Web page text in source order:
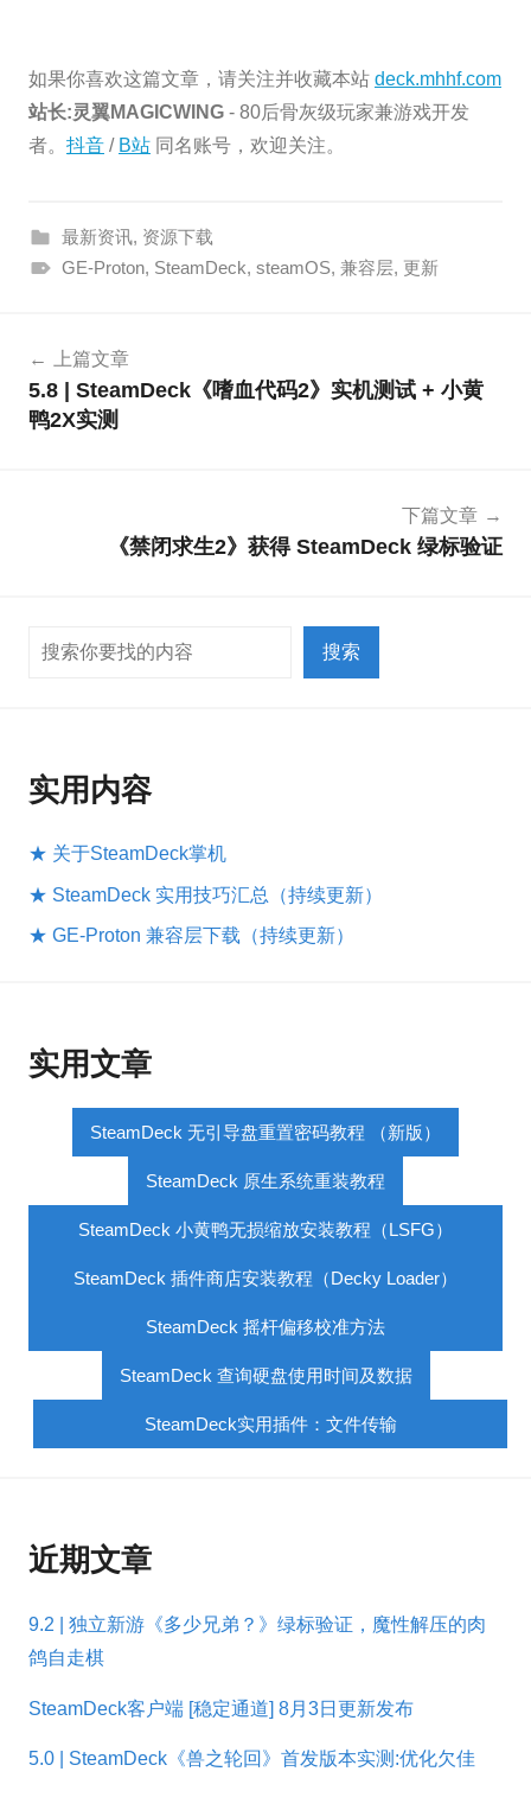
如果你喜欢这篇文章，请关注并收藏本站 deck.mhhf.com
站长:灵翼MAGICWING - 80后骨灰级玩家兼游戏开发
者。 抖音 / B站 同名账号，欢迎关注。
最新资讯, 资源下载
GE-Proton, SteamDeck, steamOS, 兼容层, 更新
导
上篇文章
5.8 | SteamDeck《嗜血代码2》实机测试 + 小黄
鸭2X实测
下篇文章
《禁闭求生2》获得 SteamDeck 绿标验证
搜索
搜索
实用内容
★ 关于SteamDeck掌机
★ SteamDeck 实用技巧汇总（持续更新）
★ GE-Proton 兼容层下载（持续更新）
实用文章
SteamDeck 无引导盘重置密码教程 （新版）
SteamDeck 原生系统重装教程
SteamDeck 小黄鸭无损缩放安装教程（LSFG）
SteamDeck 插件商店安装教程（Decky Loader）
SteamDeck 摇杆偏移校准方法
SteamDeck 查询硬盘使用时间及数据
SteamDeck实用插件：文件传输
近期文章
9.2 | 独立新游《多少兄弟？》绿标验证，魔性解压的肉
鸽自走棋
SteamDeck客户端 [稳定通道] 8月3日更新发布
5.0 | SteamDeck《兽之轮回》首发版本实测:优化欠佳